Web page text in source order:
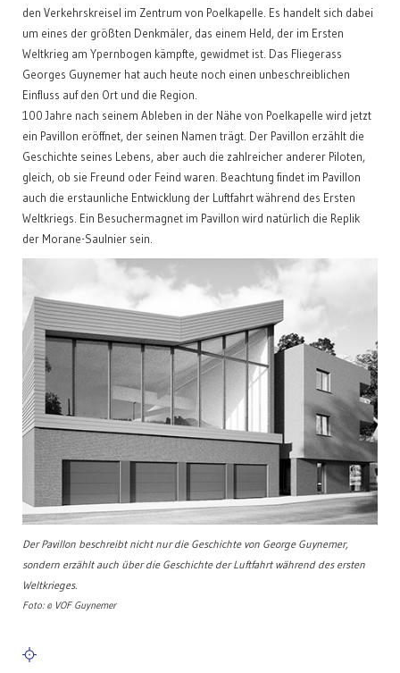
den Verkehrskreisel im Zentrum von Poelkapelle. Es handelt sich dabei
um eines der größten Denkmäler, das einem Held, der im Ersten
Weltkrieg am Ypernbogen kämpfte, gewidmet ist. Das Fliegerass
Georges Guynemer hat auch heute noch einen unbeschreiblichen
Einfluss auf den Ort und die Region.
100 Jahre nach seinem Ableben in der Nähe von Poelkapelle wird jetzt
ein Pavillon eröffnet, der seinen Namen trägt. Der Pavillon erzählt die
Geschichte seines Lebens, aber auch die zahlreicher anderer Piloten,
gleich, ob sie Freund oder Feind waren. Beachtung findet im Pavillon
auch die erstaunliche Entwicklung der Luftfahrt während des Ersten
Weltkriegs. Ein Besuchermagnet im Pavillon wird natürlich die Replik
der Morane-Saulnier sein.
Der Pavillon beschreibt nicht nur die Geschichte von George Guynemer,
sondern erzählt auch über die Geschichte der Luftfahrt während des ersten
Weltkrieges.
Foto: © VOF Guynemer